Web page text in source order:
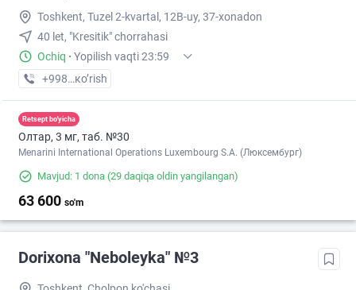
Toshkent, Tuzel 2-kvartal, 12B-uy, 37-xonadon
40 let, "Kresitik" chorrahasi
Ochiq · Yopilish vaqti 23:59
+998 (90) XXX-XX-XX
кo’rish
Retsept bo'yicha
Олтар, 3 мг, таб. №30
Menarini International Operations Luxembourg S.A. (Люксембург)
Mavjud: 1 dona (29 daqiqa oldin yangilangan)
63 600 so'm
Dorixona "Neboleyka" №3